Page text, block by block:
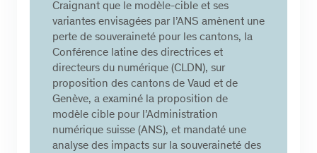
Craignant que le modèle-cible et ses
variantes envisagées par l’ANS amènent une
perte de souveraineté pour les cantons, la
Conférence latine des directrices et
directeurs du numérique (CLDN), sur
proposition des cantons de Vaud et de
Genève, a examiné la proposition de
modèle cible pour l’Administration
numérique suisse (ANS), et mandaté une
analyse des impacts sur la souveraineté des